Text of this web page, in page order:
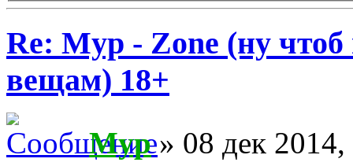
Re: Myp - Zone (ну
вещам) 18+
Myp» 08 дек 2014,